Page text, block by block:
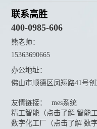
联系高胜
400-0985-606
熊老师：
15363690665
办公地址：
佛山市顺德区凤翔路41号
友情链接：
mes系统
精工智能（点击了解 智能
数字化工厂（点击了解 数